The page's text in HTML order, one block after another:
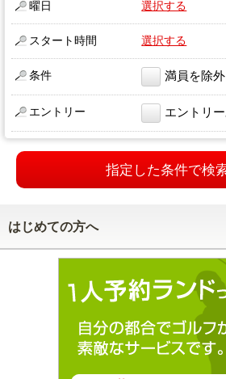
曜日 選択する
スタート時間 選択する
条件 満員を除外
エントリー エントリー
指定した条件で検
はじめての方へ